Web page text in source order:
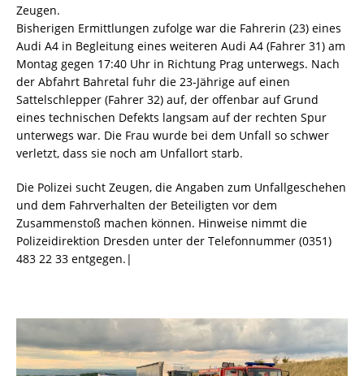
Zeugen.
Bisherigen Ermittlungen zufolge war die Fahrerin (23) eines
Audi A4 in Begleitung eines weiteren Audi A4 (Fahrer 31) am
Montag gegen 17:40 Uhr in Richtung Prag unterwegs. Nach
der Abfahrt Bahretal fuhr die 23-Jährige auf einen
Sattelschlepper (Fahrer 32) auf, der offenbar auf Grund
eines technischen Defekts langsam auf der rechten Spur
unterwegs war. Die Frau wurde bei dem Unfall so schwer
verletzt, dass sie noch am Unfallort starb.
Die Polizei sucht Zeugen, die Angaben zum Unfallgeschehen
und dem Fahrverhalten der Beteiligten vor dem
Zusammenstoß machen können. Hinweise nimmt die
Polizeidirektion Dresden unter der Telefonnummer (0351)
483 22 33 entgegen.|